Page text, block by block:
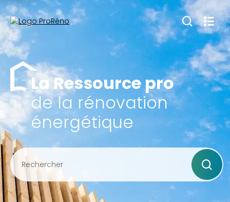
La Ressource pro
de la rénovation
énergétique